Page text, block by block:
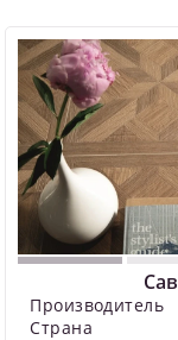
Производитель
Страна